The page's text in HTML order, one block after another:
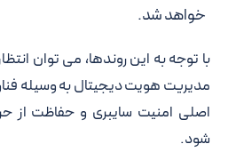
خواهد شد.
با توجه به این روندها، می توان
مدیریت هویت دیجیتال به وسیله
اصلی امنیت سایبری و حفاظت از
شود.